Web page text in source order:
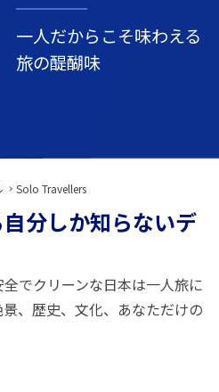
じる
一人だからこそ味わえる
旅の醍醐味
Solo Travellers
分しか知らないデ
でクリーンな日本は一人旅に
、歴史、文化、あなただけの